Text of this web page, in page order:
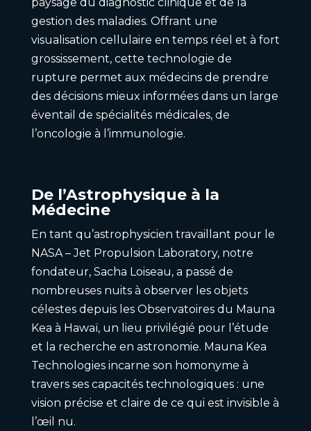
gestion des maladies. Offrant une
visualisation cellulaire en temps réel et à fort
grossissement, cette technologie de
rupture permet aux médecins de prendre
des décisions mieux informées dans un large
éventail de spécialités médicales, de
l’oncologie à l’immunologie.
De l’Astrophysique à la
Médecine
En tant qu’astrophysicien travaillant pour le
NASA – Jet Propulsion Laboratory, notre
fondateur, Sacha Loiseau, a passé de
nombreuses nuits à observer les objets
célestes depuis les Observatoires du Mauna
Kea à Hawaï, un lieu privilégié pour l’étude
et la recherche en astronomie. Mauna Kea
Technologies incarne son homonyme à
travers ses capacités technologiques : une
vision précise et claire de ce qui est invisible à
l’œil nu.